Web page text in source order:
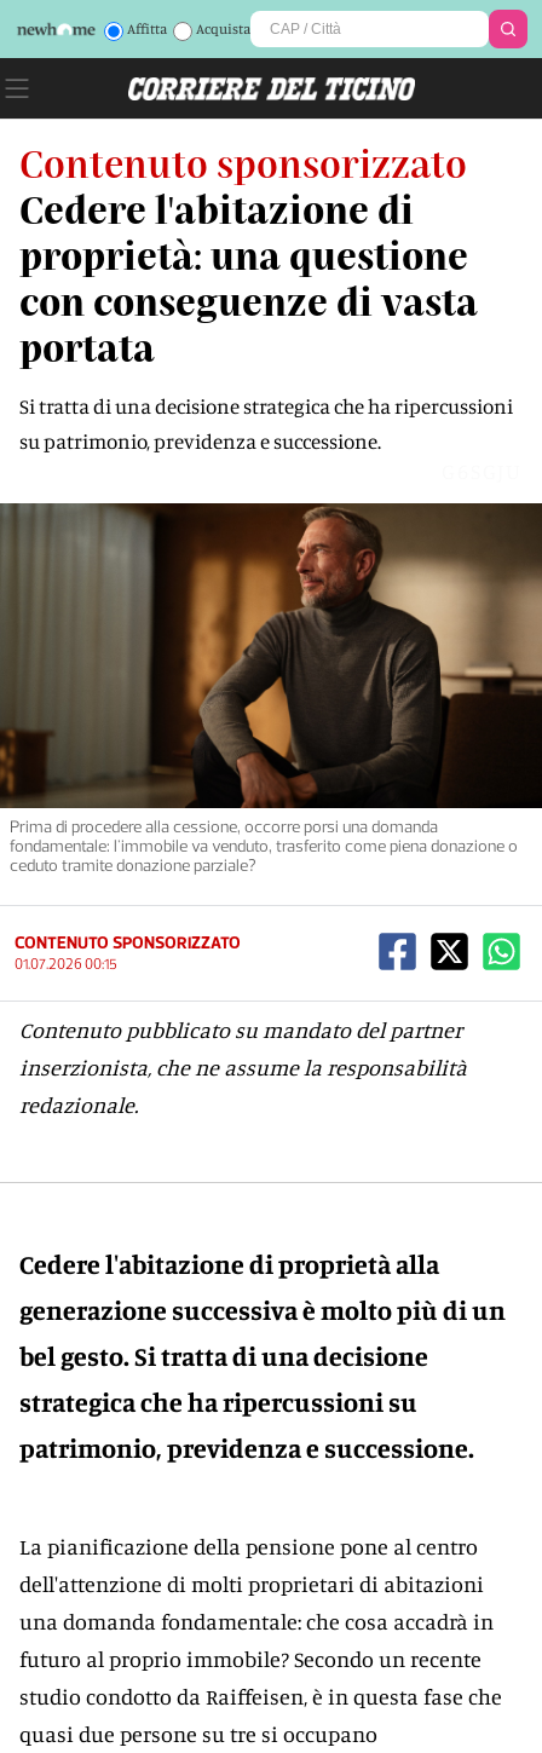
Affitta Acquista
Contenuto sponsorizzato
Cedere l'abitazione di
proprietà: una questione
con conseguenze di vasta
portata
Si tratta di una decisione strategica che ha ripercussioni
su patrimonio, previdenza e successione.
Prima di procedere alla cessione, occorre porsi una domanda
fondamentale: l'immobile va venduto, trasferito come piena donazione o
ceduto tramite donazione parziale?
CONTENUTO SPONSORIZZATO
01.07.2026 00:15
Contenuto pubblicato su mandato del partner
inserzionista, che ne assume la responsabilità
redazionale.
Cedere l'abitazione di proprietà alla
generazione successiva è molto più di un
bel gesto. Si tratta di una decisione
strategica che ha ripercussioni su
patrimonio, previdenza e successione.
La pianificazione della pensione pone al centro
dell'attenzione di molti proprietari di abitazioni
una domanda fondamentale: che cosa accadrà in
futuro al proprio immobile? Secondo un recente
studio condotto da Raiffeisen, è in questa fase che
quasi due persone su tre si occupano